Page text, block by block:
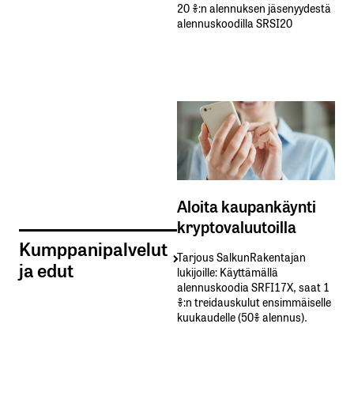
Kumppanipalvelut
ja edut
20 %:n alennuksen jäsenyydestä
alennuskoodilla SRSI20
Aloita kaupankäynti
kryptovaluutoilla
Tarjous SalkunRakentajan
lukijoille: Käyttämällä​ ​
alennuskoodia​ ​SRFI17X,​ ​saat​ ​1
%:n treidauskulut​ ​ensimmäiselle​ ​
kuukaudelle​ ​(50%​ ​alennus).